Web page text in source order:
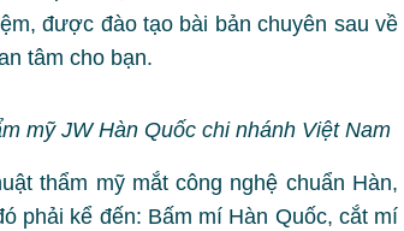
được đào tạo bài bản chuyên sau về
tâm cho bạn.
mỹ JW Hàn Quốc chi nhánh Việt Nam
thẩm mỹ mắt công nghệ chuẩn Hàn,
phải kể đến: Bấm mí Hàn Quốc, cắt mí